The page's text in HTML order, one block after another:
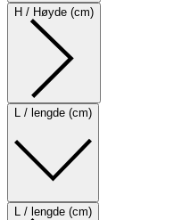
H / Høyde (cm)
L / lengde (cm)
L / lengde (cm)